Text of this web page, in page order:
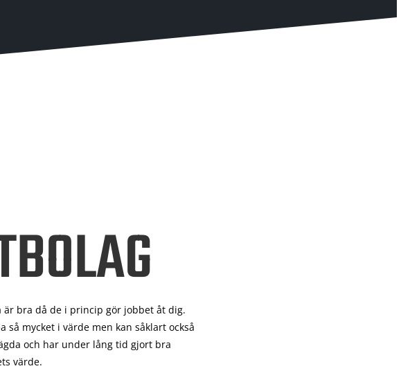
är bra då de i princip gör jobbet åt dig.
mycket i värde men kan såklart också
och har under lång tid gjort bra
värde.